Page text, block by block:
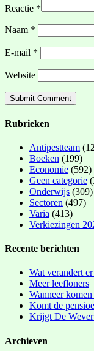
Reactie *
Naam *
E-mail *
Website
Rubrieken
Antipestteam
Boeken (199)
Economie (592)
Geen categorie
Onderwijs (309)
Sectoren (497)
Varia (413)
Verkiezingen
Recente berichten
Wat verandert
Meer leefloners
Wanneer
Komt de
Krijgt De
Archieven